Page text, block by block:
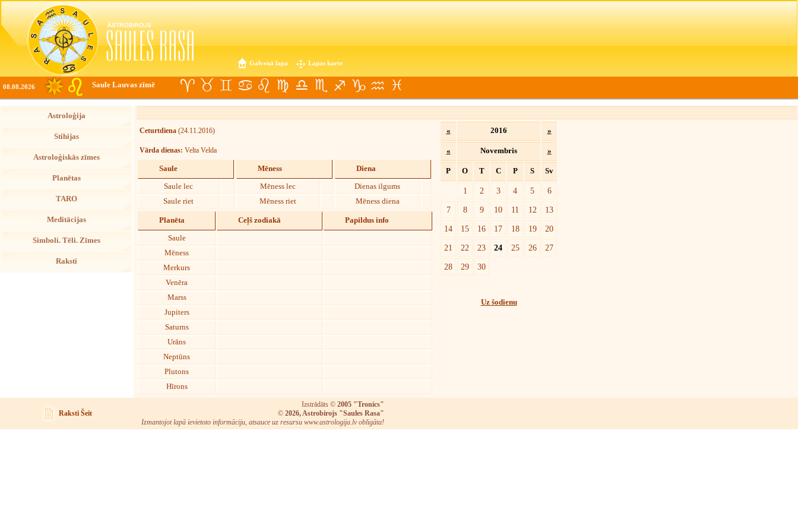
Galvenā lapa Lapas karte
08.08.2026 Saule Lauvas zīmē
Astroloģija
Stihijas
Astroloģiskās zīmes
Planētas
TARO
Meditācijas
Simboli. Tēli. Zīmes
Raksti
Ceturtdiena (24.11.2016)
Vārda dienas: Velta Velda
Saule
Saule lec
Saule riet
Mēness
Mēness lec
Mēness riet
Diena
Dienas ilgums
Mēness diena
Planēta Ceļš zodiakā Papildus info
Saule
Mēness
Merkurs
Venēra
Marss
Jupiters
Saturns
Urāns
Neptūns
Plutons
Hīrons
« 2016 »
« Novembris »
P O T C P S Sv
1 2 3 4 5
6
7
8 9 10 11 12
13
14
15 16 17 18 19
20
21
22 23 24 25 26
27
28
29 30
Uz šodienu
Raksti Šeit
Izstrādāts © 2005 "Tronics"
© 2026, Astrobirojs "Saules Rasa"
Izmantojot lapā ievietoto informāciju, atsauce uz resursu www.astrologija.lv obligāta!